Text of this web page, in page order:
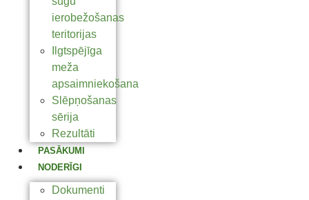
ierobežošanas
teritorijas
Ilgtspējīga
meža
apsaimniekošana
Slēpņošanas
sērija
Rezultāti
PASĀKUMI
NODERĪGI
Dokumenti